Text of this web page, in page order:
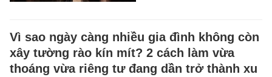
Vì sao ngày càng nhiều gia đình không còn
xây tường rào kín mít? 2 cách làm vừa
thoáng vừa riêng tư đang dần trở thành xu